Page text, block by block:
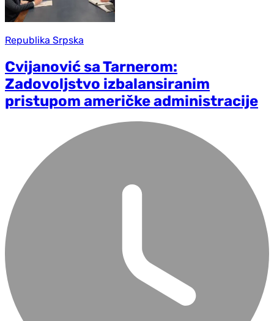
Republika Srpska
Cvijanović sa Tarnerom:
Zadovoljstvo izbalansiranim
pristupom američke administracije